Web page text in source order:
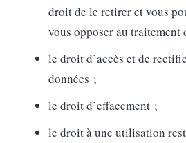
droit de le retirer et vous
vous opposer au traitement
le droit d’accès et de
données ;
le droit d’effacement ;
le droit à une utilisation